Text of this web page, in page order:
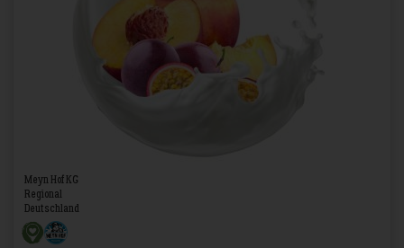
Meyn Hof KG
Regional
Deutschland